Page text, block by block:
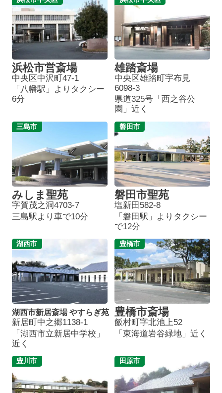
浜松市営斎場
中央区中沢町47-1
「八幡駅」よりタクシー
6分
雄踏斎場
中央区雄踏町宇布見
6098-3
県道325号「西之谷公
園」近く
三島市
みしま聖苑
字賀茂之洞4703-7
三島駅より車で10分
磐田市
磐田市聖苑
塩新田582-8
「磐田駅」よりタクシー
で12分
湖西市
湖西市新居斎場 やすらぎ苑
新居町中之郷1138-1
「湖西市立新居中学校」
近く
豊橋市
豊橋市斎場
飯村町字北池上52
「東海道岩谷緑地」近く
豊川市 田原市
葬儀プランがお得な会員価格!